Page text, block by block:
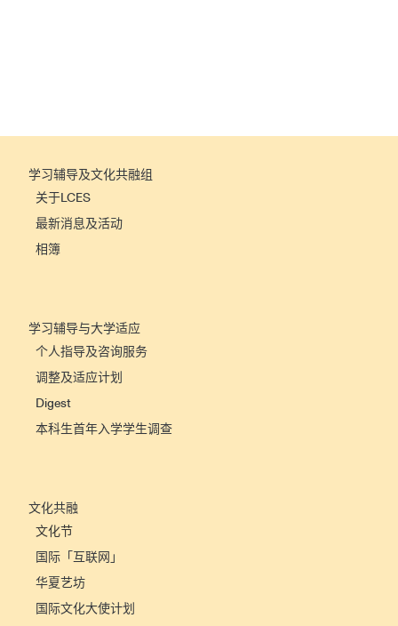
学习辅导及文化共融组
关于LCES
最新消息及活动
相簿
学习辅导与大学适应
个人指导及咨询服务
调整及适应计划
Digest
本科生首年入学学生调查
文化共融
文化节
国际「互联网」
华夏艺坊
国际文化大使计划